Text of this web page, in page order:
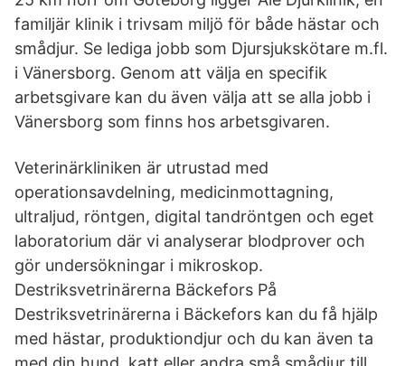
familjär klinik i trivsam miljö för både hästar och
smådjur. Se lediga jobb som Djursjukskötare m.fl.
i Vänersborg. Genom att välja en specifik
arbetsgivare kan du även välja att se alla jobb i
Vänersborg som finns hos arbetsgivaren.
Veterinärkliniken är utrustad med
operationsavdelning, medicinmottagning,
ultraljud, röntgen, digital tandröntgen och eget
laboratorium där vi analyserar blodprover och
gör undersökningar i mikroskop.
Destriksvetrinärerna Bäckefors På
Destriksvetrinärerna i Bäckefors kan du få hjälp
med hästar, produktiondjur och du kan även ta